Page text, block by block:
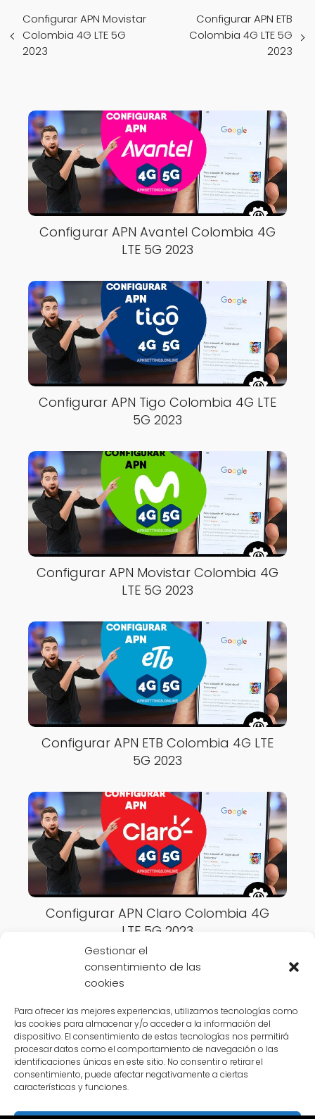
Gestionar el
consentimiento de las
cookies
Para ofrecer las mejores experiencias, utilizamos tecnologías como
las cookies para almacenar y/o acceder a la información del
dispositivo. El consentimiento de estas tecnologías nos permitirá
procesar datos como el comportamiento de navegación o las
identificaciones únicas en este sitio. No consentir o retirar el
consentimiento, puede afectar negativamente a ciertas
características y funciones.
Configurar APN Movistar
Colombia 4G LTE 5G
2023
Configurar APN ETB
Colombia 4G LTE 5G
2023
Configurar APN Avantel Colombia 4G
LTE 5G 2023
Configurar APN Tigo Colombia 4G LTE
5G 2023
Configurar APN Movistar Colombia 4G
LTE 5G 2023
Configurar APN ETB Colombia 4G LTE
5G 2023
Configurar APN Claro Colombia 4G
LTE 5G 2023
APN Settings Online Colombia
Configurar APN Éxito Colombia
4G LTE 5G 2023